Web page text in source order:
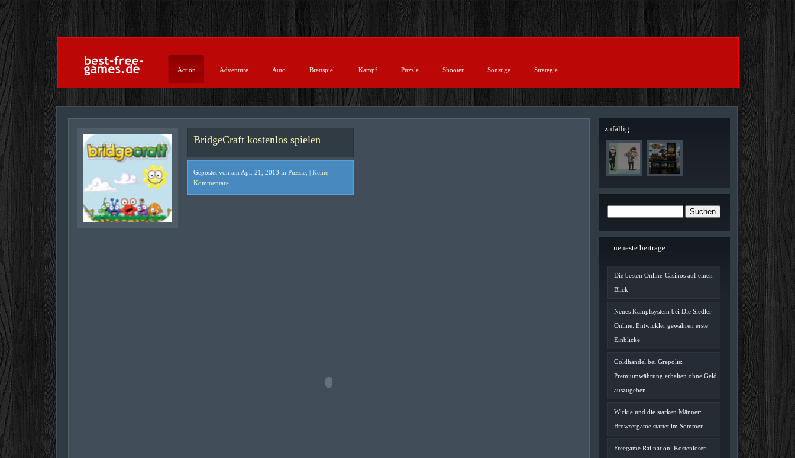
Action Adventure Auto Brettspiel Kampf Puzzle Shooter Sonstige Strategie
BridgeCraft kostenlos spielen
Gepostet von am Apr. 21, 2013 in Puzzle , | Keine
Kommentare
zufällig
neueste beiträge
Die besten Online-Casinos auf einen
Blick
Neues Kampfsystem bei Die Siedler
Online: Entwickler gewähren erste
Einblicke
Goldhandel bei Grepolis:
Premiumwährung erhalten ohne Geld
auszugeben
Wickie und die starken Männer:
Browsergame startet im Sommer
Freegame Railnation: Kostenloser